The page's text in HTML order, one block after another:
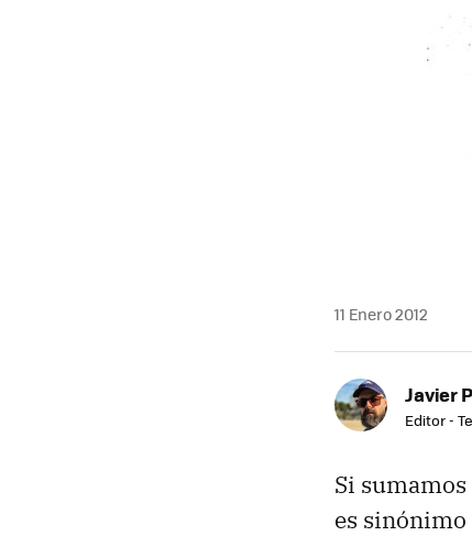
11 Enero 2012
Javier
Editor -
Si
es sinónimo